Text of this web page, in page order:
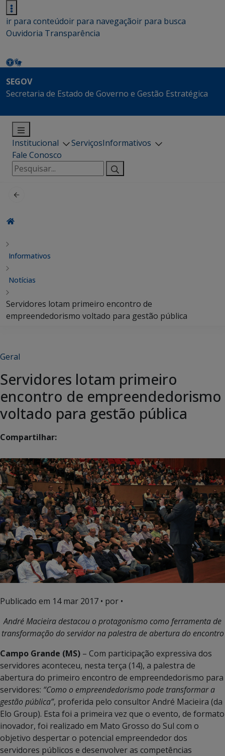
ir para conteúdoir para navegaçãoir para busca
Ouvidoria Transparência
SEGOV
Secretaria de Estado de Governo e Gestão Estratégica
Institucional ServiçosInformativos
Fale Conosco
Pesquisar
por:
Informativos
Notícias
Servidores lotam primeiro encontro de
empreendedorismo voltado para gestão pública
Geral
Servidores lotam primeiro
encontro de empreendedorismo
voltado para gestão pública
Compartilhar:
Publicado em 14 mar 2017 • por •
André Macieira destacou o protagonismo como ferramenta de
transformação do servidor na palestra de abertura do encontro
Campo Grande (MS) – Com participação expressiva dos
servidores aconteceu, nesta terça (14), a palestra de
abertura do primeiro encontro de empreendedorismo para
servidores: “Como o empreendedorismo pode transformar a
gestão pública”, proferida pelo consultor André Macieira (da
Elo Group). Esta foi a primeira vez que o evento, de formato
inovador, foi realizado em Mato Grosso do Sul com o
objetivo despertar o potencial empreendedor dos
servidores públicos e desenvolver as competências